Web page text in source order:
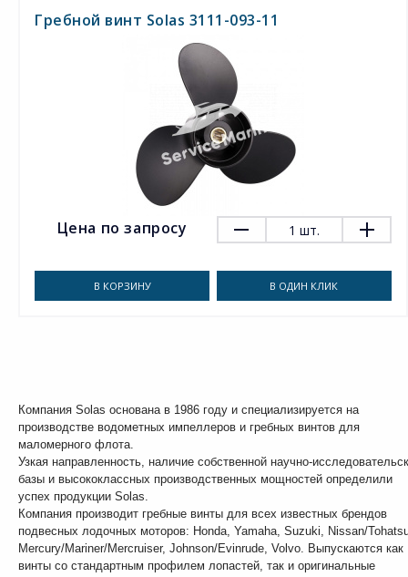
Гребной винт Solas 3111-093-11
Цена по запросу 1 шт.
В КОРЗИНУ В ОДИН КЛИК
Компания Solas основана в 1986 году и специализируется на
производстве водометных импеллеров и гребных винтов для
маломерного флота.
Узкая направленность, наличие собственной научно-
базы и высококлассных производственных мощностей определили
успех продукции Solas.
Компания производит гребные винты для всех известных брендов
подвесных лодочных моторов: Honda, Yamaha, Suzuki, Nissan/
Mercury/Mariner/Mercruiser, Johnson/Evinrude, Volvo. Выпускаются как
винты со стандартным профилем лопастей, так и оригинальные